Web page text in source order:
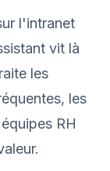
l'intranet
vit là
les
les
RH